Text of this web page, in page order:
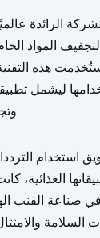
الرائدة
المواد
هذه
ليشمل
استخدام
الغذائية،
صناعة القنب
السلامة